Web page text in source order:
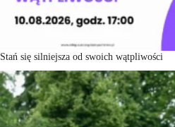
Stań się silniejsza od swoich wątpliwości